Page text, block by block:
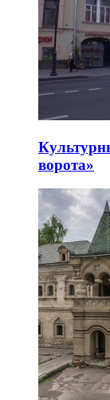
ворота»